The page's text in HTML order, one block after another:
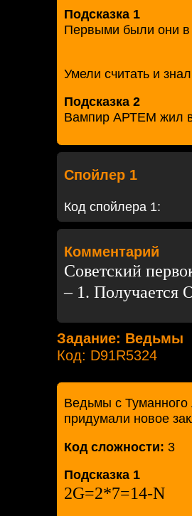
Подсказка 1
Первыми были они в
Умели считать и
Подсказка 2
Вампир АРТЕМ жил
Спойлер 1
Код спойлера 1:
Комментарий
Советский
– 1. Получается
Задание: Ведьмы
Код: D91R5324
Ведьмы с Туманного
придумали новое
Код сложности: 3
Подсказка 1
2G=2*7=14-N